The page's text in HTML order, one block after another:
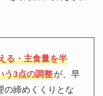
る・主食量を半
う3点の調整が、早
の締めくくりとな